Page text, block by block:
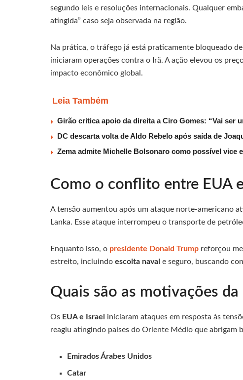
segundo leis e resoluções internacionais. Qualquer
atingida” caso seja observada na região.
Na prática, o tráfego já está praticamente bloqueado
iniciaram operações contra o Irã. A ação elevou os
impacto econômico global.
Leia Também
Girão critica apoio da direita a Ciro Gomes: “Vai ser
DC descarta volta de Aldo Rebelo após saída de
Zema admite Michelle Bolsonaro como possível vice
Como o conflito entre EUA
A tensão aumentou após um ataque norte-americano
Lanka. Esse ataque interrompeu o transporte de
Enquanto isso, o presidente Donald Trump reforçou
estreito, incluindo escolta naval e seguro, buscando
Quais são as motivações
Os EUA e Israel iniciaram ataques em resposta às
reagiu atingindo países do Oriente Médio que abrigam
Emirados Árabes Unidos
Catar